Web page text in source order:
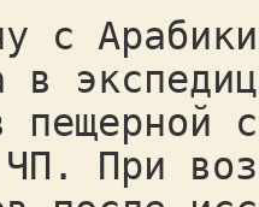
с
в
пещерной
ЧП. При